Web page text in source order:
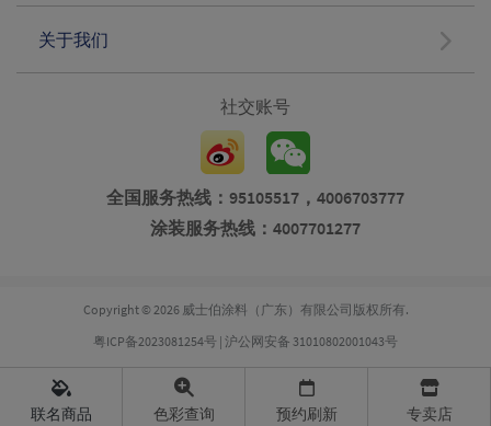
关于我们
社交账号
全国服务热线：95105517，4006703777
涂装服务热线：4007701277
联名商品 色彩查询 预约刷新 专卖店
Copyright © 2026 威士伯涂料（广东）有限公司版权所有.
粤ICP备2023081254号 | 沪公网安备 31010802001043号